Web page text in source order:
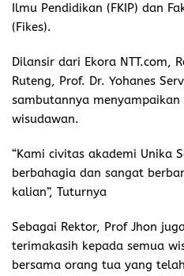
Ilmu Pendidikan (FKIP) dan
(Fikes).
Dilansir dari Ekora NTT.com,
Ruteng, Prof. Dr. Yohanes
sambutannya
wisudawan.
“Kami civitas akademi Unika
berbahagia dan sangat
kalian”, Tuturnya
Sebagai Rektor, Prof Jhon
terimakasih kepada semua
bersama orang tua yang